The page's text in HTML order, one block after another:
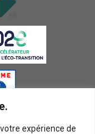
expérience de